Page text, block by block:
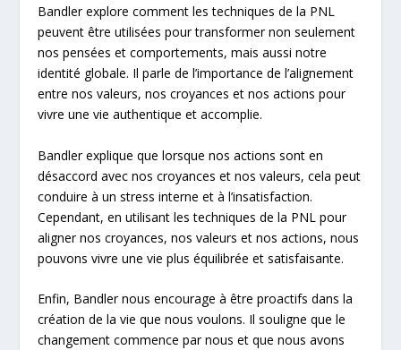
Bandler explore comment les techniques de la PNL
peuvent être utilisées pour transformer non seulement
nos pensées et comportements, mais aussi notre
identité globale. Il parle de l’importance de l’alignement
entre nos valeurs, nos croyances et nos actions pour
vivre une vie authentique et accomplie.
Bandler explique que lorsque nos actions sont en
désaccord avec nos croyances et nos valeurs, cela peut
conduire à un stress interne et à l’insatisfaction.
Cependant, en utilisant les techniques de la PNL pour
aligner nos croyances, nos valeurs et nos actions, nous
pouvons vivre une vie plus équilibrée et satisfaisante.
Enfin, Bandler nous encourage à être proactifs dans la
création de la vie que nous voulons. Il souligne que le
changement commence par nous et que nous avons